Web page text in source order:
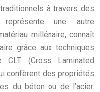
à travers des
représente une autre
millénaire, connaît
grâce aux techniques
CLT (Cross Laminated
confèrent des propriétés
du béton ou de l’acier.